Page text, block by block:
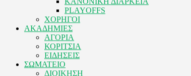
PLAYOFFS
ΧΟΡΗΓΟΙ
ΑΚΑΔΗΜΙΕΣ
ΑΓΟΡΙΑ
ΚΟΡΙΤΣΙΑ
ΕΙΔΗΣΕΙΣ
ΣΩΜΑΤΕΙΟ
ΔΙΟΙΚΗΣΗ